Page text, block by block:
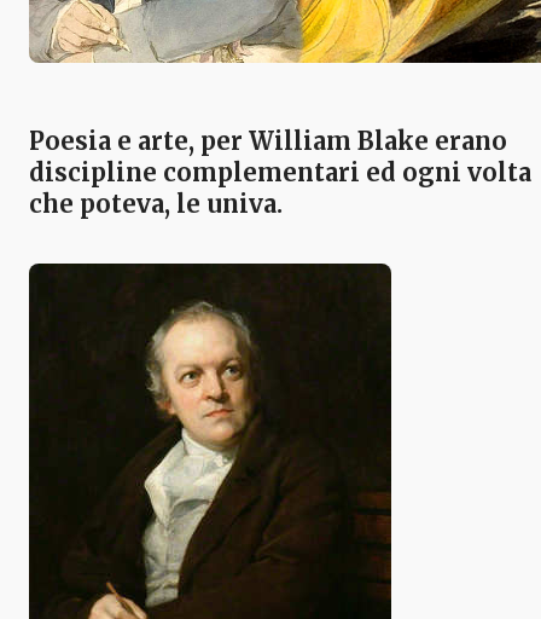
Poesia e arte, per William Blake erano
discipline complementari ed ogni volta
che poteva, le univa.